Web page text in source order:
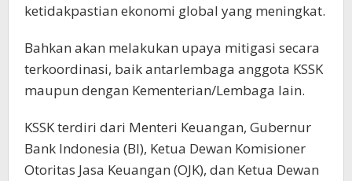
ketidakpastian ekonomi global yang meningkat.
Bahkan akan melakukan upaya mitigasi secara
terkoordinasi, baik antarlembaga anggota KSSK
maupun dengan Kementerian/Lembaga lain.
KSSK terdiri dari Menteri Keuangan, Gubernur
Bank Indonesia (BI), Ketua Dewan Komisioner
Otoritas Jasa Keuangan (OJK), dan Ketua Dewan